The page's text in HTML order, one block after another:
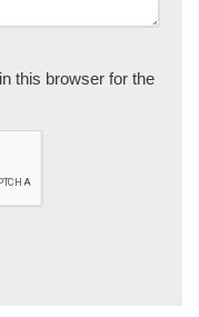
this browser for the